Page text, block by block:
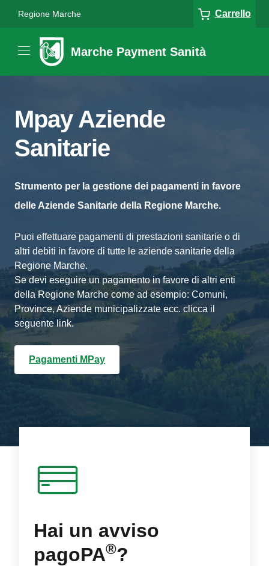
Regione Marche Carrello
Marche Payment Sanità
Mpay Aziende
Sanitarie
Strumento per la gestione dei pagamenti in favore
delle Aziende Sanitarie della Regione Marche.
Puoi effettuare pagamenti di prestazioni sanitarie o di
altri debiti in favore di tutte le aziende sanitarie della
Regione Marche.
Se devi eseguire un pagamento in favore di altri enti
della Regione Marche come ad esempio: Comuni,
Province, Aziende municipalizzate ecc. clicca il
seguente link.
Pagamenti MPay
Hai un avviso
pagoPA®?